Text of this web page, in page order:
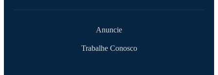
Anuncie
Trabalhe Conosco